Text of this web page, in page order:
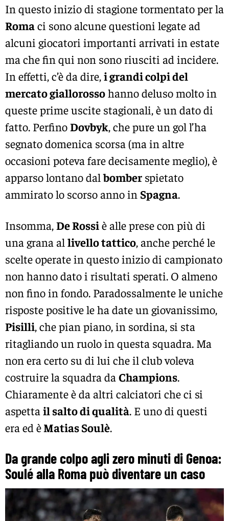
In questo inizio di stagione tormentato per la
Romaci sono alcune questioni legate ad
alcuni giocatori importanti arrivati in estate
ma che fin qui non sono riusciti ad incidere.
In effetti, c’è da dire,i grandi colpi del
mercato giallorossohanno deluso molto in
queste prime uscite stagionali, è un dato di
fatto. PerfinoDovbyk, che pure un gol l’ha
segnato domenica scorsa (ma in altre
occasioni poteva fare decisamente meglio), è
apparso lontano dalbomber spietato
ammirato lo scorso anno in Spagna.
Insomma,De Rossiè alle prese con più di
una grana al livello tattico, anche perché le
scelte operate in questo inizio di campionato
non hanno dato i risultati sperati. O almeno
non fino in fondo. Paradossalmente le uniche
risposte positive le ha date un giovanissimo,
Pisilli, che pian piano, in sordina, si sta
ritagliando un ruolo in questa squadra. Ma
non era certo su di lui che il club voleva
costruire la squadra da Champions.
Chiaramente è da altri calciatori che ci si
aspetta il salto di qualità. E uno di questi
era ed èMatias Soulè.
Da grande colpo agli zero minuti di Genoa:
Soulé alla Roma può diventare un caso